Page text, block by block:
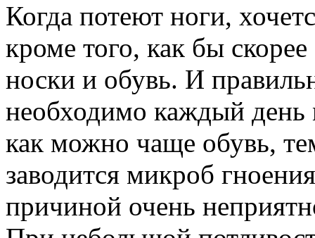
Когда потеют ноги,
кроме того, как бы
носки и обувь. И
необходимо каждый день
как можно чаще обувь,
заводится микроб
причиной очень